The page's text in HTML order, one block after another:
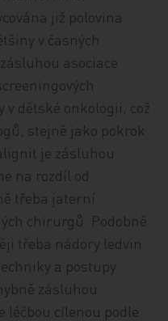
již polovina
v časných
asociace
dětské onkologii, což
stejně jako pokrok
je zásluhou
na rozdíl od
třeba jaterní
chirurgů. Podobně
třeba nádory ledvin
a postupy
zásluhou
cílenou podle